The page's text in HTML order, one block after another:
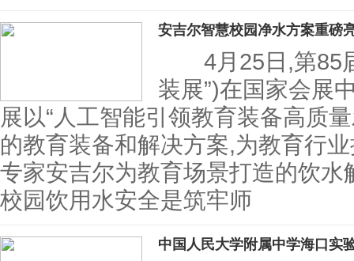
安吉尔智慧校园净水方案重磅
4月25日,第85届
装展”)在国家会展
展以“人工智能引领教育装备高质
的教育装备和解决方案,为教育行
专家安吉尔为教育场景打造的
校园饮用水安全是筑牢师
中国人民大学附属中学海口实